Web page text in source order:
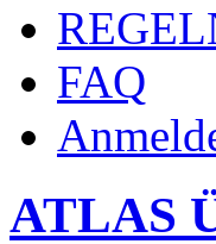
FAQ
ATLAS